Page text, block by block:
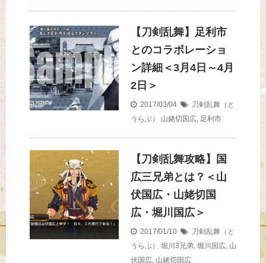
【刀剣乱舞】足利市
とのコラボレーショ
ン詳細＜3月4日～4月
2日＞
2017/03/04
刀剣乱舞（と
うらぶ）
山姥切国広, 足利市
【刀剣乱舞攻略】国
広三兄弟とは？＜山
伏国広・山姥切国
広・堀川国広＞
2017/01/10
刀剣乱舞（と
うらぶ）
堀川3兄弟, 堀川国広, 山
伏国広, 山姥切国広